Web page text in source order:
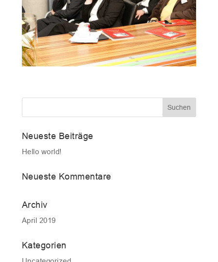
Neueste Beiträge
Hello world!
Neueste Kommentare
Archiv
April 2019
Kategorien